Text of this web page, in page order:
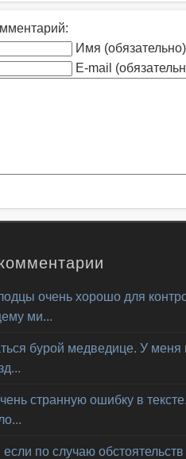
Имя (обязательно)
E-mail
очень хорошо для
ми...
бурой медведице. У меня
странную ошибку в
если по случаю